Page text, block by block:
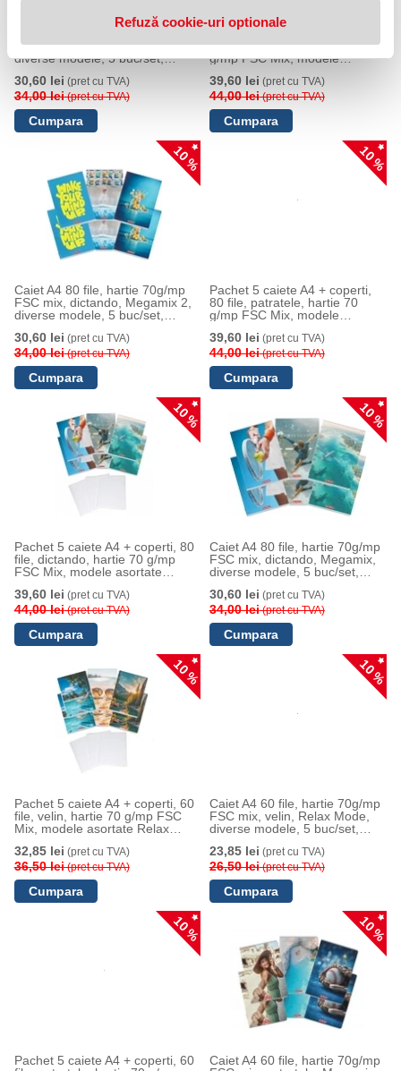
Refuză cookie-uri optionale
FSC mix, patratele, Megamix 2,
diverse modele, 5 buc/set,
30,60 lei (pret cu TVA)
34,00 lei(pret cu TVA)
Pachet 5 caiete A4 + coperti,
80 file, dictando, hartie 70
g/mp FSC Mix, modele
39,60 lei (pret cu TVA)
44,00 lei(pret cu TVA)
10 %
Caiet A4 80 file, hartie 70g/mp
FSC mix, dictando, Megamix 2,
diverse modele, 5 buc/set,
30,60 lei (pret cu TVA)
34,00 lei(pret cu TVA)
10 %
Pachet 5 caiete A4 + coperti,
80 file, patratele, hartie 70
g/mp FSC Mix, modele
39,60 lei (pret cu TVA)
44,00 lei(pret cu TVA)
10 %
Pachet 5 caiete A4 + coperti, 80
file, dictando, hartie 70 g/mp
FSC Mix, modele asortate
39,60 lei (pret cu TVA)
44,00 lei(pret cu TVA)
10 %
Caiet A4 80 file, hartie 70g/mp
FSC mix, dictando, Megamix,
diverse modele, 5 buc/set,
30,60 lei (pret cu TVA)
34,00 lei(pret cu TVA)
10 %
Pachet 5 caiete A4 + coperti, 60
file, velin, hartie 70 g/mp FSC
Mix, modele asortate Relax
32,85 lei (pret cu TVA)
36,50 lei(pret cu TVA)
10 %
Caiet A4 60 file, hartie 70g/mp
FSC mix, velin, Relax Mode,
diverse modele, 5 buc/set,
23,85 lei (pret cu TVA)
26,50 lei(pret cu TVA)
10 %
Pachet 5 caiete A4 + coperti, 60
10 %
Caiet A4 60 file, hartie 70g/mp